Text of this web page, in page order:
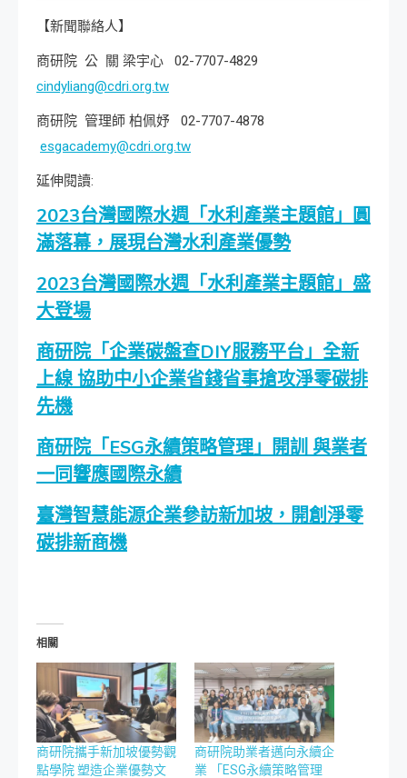
【新聞聯絡人】
商研院 公 關 梁宇心 02-7707-4829
cindyliang@cdri.org.tw
商研院 管理師 柏佩妤 02-7707-4878
esgacademy@cdri.org.tw
延伸閱讀:
2023台灣國際水週「水利產業主題館」圓
滿落幕，展現台灣水利產業優勢
2023台灣國際水週「水利產業主題館」盛
大登場
商研院「企業碳盤查DIY服務平台」全新
上線 協助中小企業省錢省事搶攻淨零碳排
先機
商研院「ESG永續策略管理」開訓 與業者
一同響應國際永續
臺灣智慧能源企業參訪新加坡，開創淨零
碳排新商機
相關
商研院攜手新加坡優勢觀
點學院 塑造企業優勢文
商研院助業者邁向永續企
業 「ESG永續策略管理